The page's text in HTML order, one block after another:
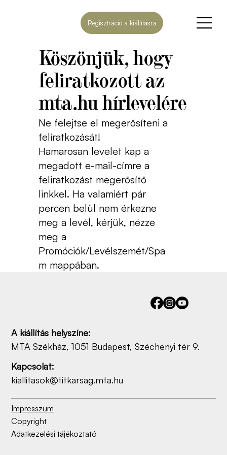
Regisztráció a kiállításra
Köszönjük, hogy
feliratkozott az
mta.hu hírlevelére
Ne felejtse el megerősíteni a
feliratkozását!
Hamarosan levelet kap a
megadott e-mail-címre a
feliratkozást megerősítő
linkkel. Ha valamiért pár
percen belül nem érkezne
meg a levél, kérjük, nézze
meg a
Promóciók/Levélszemét/Spa
m mappában.
Impresszum
Copyright
Adatkezelési tájékoztató
A kiállítás helyszíne:
MTA Székház, 1051 Budapest, Széchenyi tér 9.
Kapcsolat:
kiallitasok@titkarsag.mta.hu